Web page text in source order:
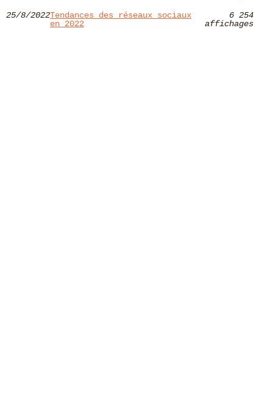
25/8/2022Tendances des réseaux sociaux
en 2022
6 254
affichages